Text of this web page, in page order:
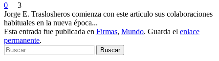
0
3
Jorge E. Traslosheros comienza con este artículo sus colaboraciones
habituales en la nueva época...
Esta entrada fue publicada en Firmas, Mundo. Guarda el enlace
permanente.
Buscar